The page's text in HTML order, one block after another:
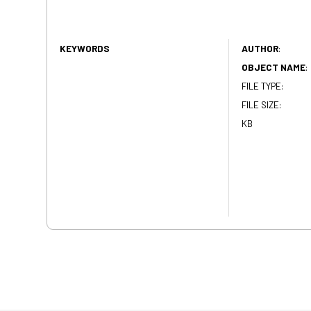
KEYWORDS AUTHOR:
OBJECT NAME:
FILE TYPE:
FILE SIZE:
KB